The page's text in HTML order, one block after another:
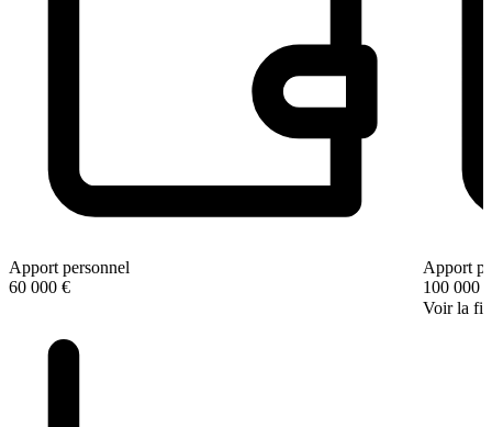
Apport personnel
60 000 €
Apport
100 000 €
Voir la